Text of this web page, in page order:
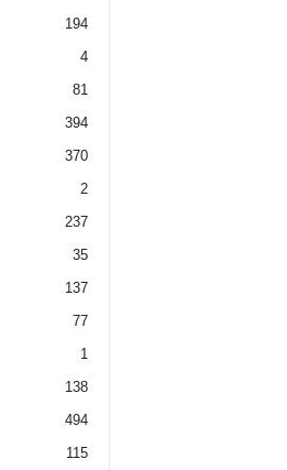
194
4
81
394
370
2
237
35
137
77
1
138
494
115